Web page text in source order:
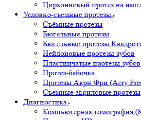
Циркониевый протез на
Условно-съемные протезы
Съёмные протезы
Бюгельные протезы
Бюгельные протезы
Нейлоновые протезы зубов
Пластинчатые протезы зубов
Протез-бабочка
Протезы Акри Фри (Acry
Съемные акриловые протезы
Диагностика
Компьютерная томография